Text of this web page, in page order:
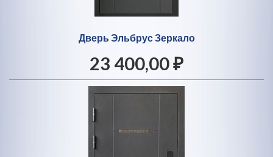
Дверь Эльбрус Зеркало
23 400,00 ₽